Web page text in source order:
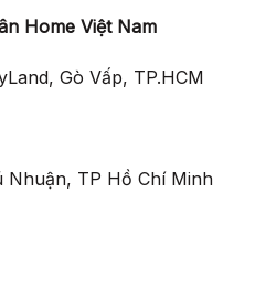
Home Việt Nam
Gò Vấp, TP.HCM
Nhuận, TP Hồ Chí Minh